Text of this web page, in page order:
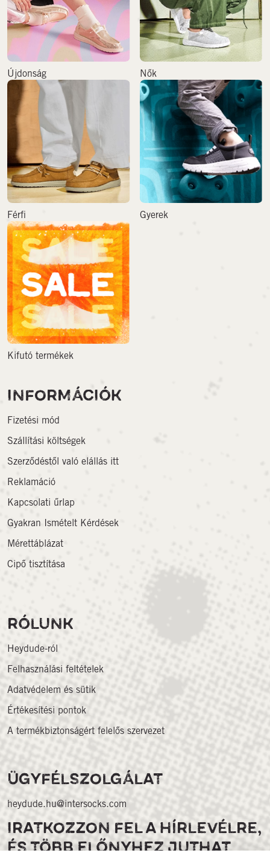
Újdonság Nők
Férfi Gyerek
Kifutó termékek
INFORMÁCIÓK
Fizetési mód
Szállítási költségek
Szerződéstől való elállás itt
Reklamáció
Kapcsolati űrlap
Gyakran Ismételt Kérdések
Mérettáblázat
Cipő tisztítása
RÓLUNK
Heydude-ról
Felhasználási feltételek
Adatvédelem és sütik
Értékesítési pontok
A termékbiztonságért felelős szervezet
ÜGYFÉLSZOLGÁLAT
heydude.hu@intersocks.com
IRATKOZZON FEL A HÍRLEVÉLRE,
ÉS TÖBB ELŐNYHEZ JUTHAT